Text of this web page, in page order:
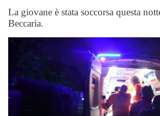
La giovane è stata soccorsa questa
Beccaria.